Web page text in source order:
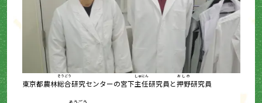
東京都農林総合
そうごう
研究センターの宮下主任
しゅにん
研究員と押野
おしの
研究員